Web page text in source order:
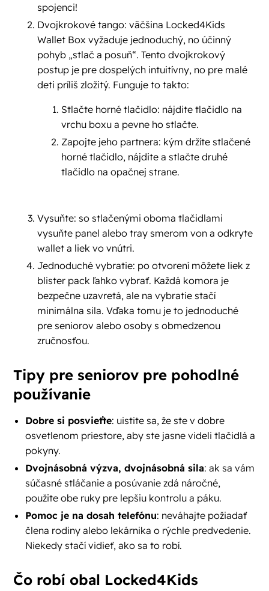
spojenci!
Dvojkrokové tango: väčšina Locked4Kids
Wallet Box vyžaduje jednoduchý, no účinný
pohyb „stlač a posuň“. Tento dvojkrokový
postup je pre dospelých intuitívny, no pre malé
deti príliš zložitý. Funguje to takto:
Stlačte horné tlačidlo: nájdite tlačidlo na
vrchu boxu a pevne ho stlačte.
Zapojte jeho partnera: kým držíte stlačené
horné tlačidlo, nájdite a stlačte druhé
tlačidlo na opačnej strane.
Vysuňte: so stlačenými oboma tlačidlami
vysuňte panel alebo tray smerom von a odkryte
wallet a liek vo vnútri.
Jednoduché vybratie: po otvorení môžete liek z
blister pack ľahko vybrať. Každá komora je
bezpečne uzavretá, ale na vybratie stačí
minimálna sila. Vďaka tomu je to jednoduché
pre seniorov alebo osoby s obmedzenou
zručnosťou.
Tipy pre seniorov pre pohodlné
používanie
Dobre si posvieťte: uistite sa, že ste v dobre
osvetlenom priestore, aby ste jasne videli tlačidlá a
pokyny.
Dvojnásobná výzva, dvojnásobná sila: ak sa vám
súčasné stláčanie a posúvanie zdá náročné,
použite obe ruky pre lepšiu kontrolu a páku.
Pomoc je na dosah telefónu: neváhajte požiadať
člena rodiny alebo lekárnika o rýchle predvedenie.
Niekedy stačí vidieť, ako sa to robí.
Čo robí obal Locked4Kids